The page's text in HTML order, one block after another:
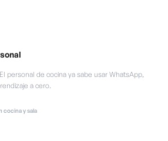
personal de cocina ya sabe usar WhatsApp,
a cero.
cocina y sala